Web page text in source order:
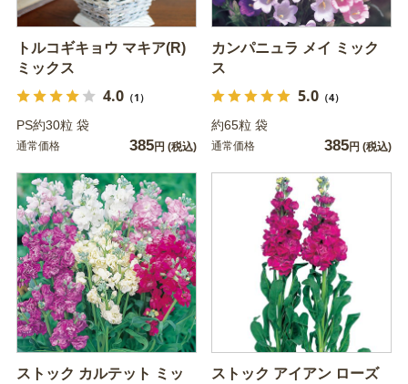
トルコギキョウ マキア(R)
ミックス
4.0（1）
PS約30粒 袋
通常価格 385円 (税込)
カンパニュラ メイ ミック
ス
5.0（4）
約65粒 袋
通常価格 385円 (税込)
ストック カルテット ミッ
ストック アイアン ローズ